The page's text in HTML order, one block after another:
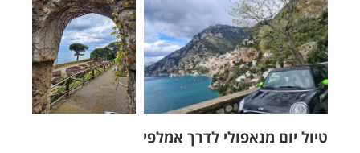
טיול יום מנאפולי לדרך אמלפי